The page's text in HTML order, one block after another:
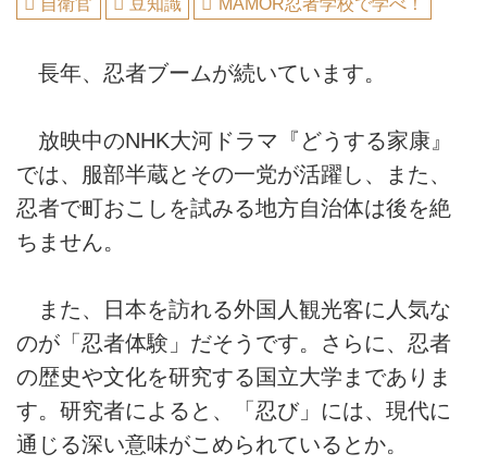
長年、忍者ブームが続いています。
放映中のNHK大河ドラマ『どうする家康』
では、服部半蔵とその一党が活躍し、また、
忍者で町おこしを試みる地方自治体は後を絶
ちません。
また、日本を訪れる外国人観光客に人気な
のが「忍者体験」だそうです。さらに、忍者
の歴史や文化を研究する国立大学までありま
す。研究者によると、「忍び」には、現代に
通じる深い意味がこめられているとか。